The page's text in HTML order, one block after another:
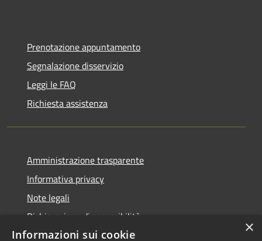
Prenotazione appuntamento
Segnalazione disservizio
Leggi le FAQ
Richiesta assistenza
Amministrazione trasparente
Informativa privacy
Note legali
Dichiarazione di accessibilità
×
Informazioni sui cookie